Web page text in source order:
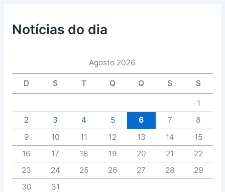
Notícias do dia
Agosto 2026
D S T Q Q S S
1
2
3 4 5 6 7
8
9
10 11 12 13 14
15
16
17 18 19 20 21
22
23
24 25 26 27 28
29
30
31